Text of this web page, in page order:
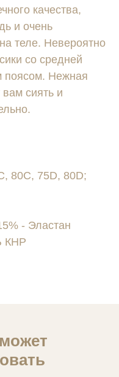
качества,
и очень
теле. Невероятно
со средней
поясом. Нежная
сиять и
80C, 75D, 80D;
- Эластан
КНР